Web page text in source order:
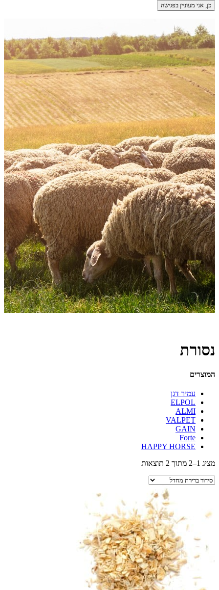
נסורת
המוצרים
עמיר דגן
ELPOL
ALMI
VALPET
GAIN
Forte
HAPPY HORSE
מציג 1–2 מתוך 2 תוצאות